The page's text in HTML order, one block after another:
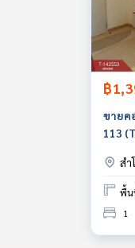
฿
ขายค
113 (The Kith Sukhumvit113) ห้อง
สำ
พื้น
1